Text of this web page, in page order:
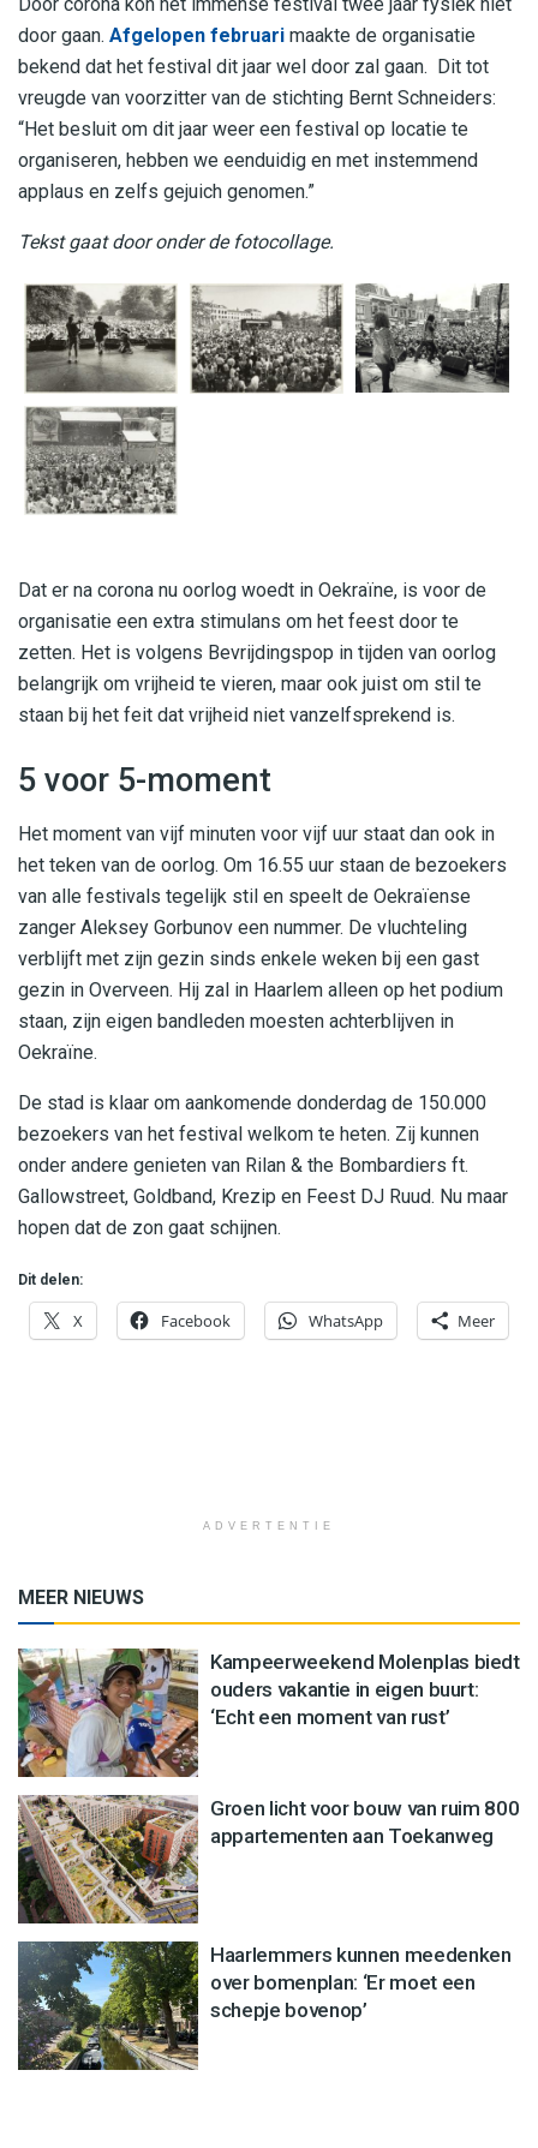
Door corona kon het immense festival twee jaar fysiek niet
door gaan. Afgelopen februari maakte de organisatie
bekend dat het festival dit jaar wel door zal gaan. Dit tot
vreugde van voorzitter van de stichting Bernt Schneiders:
“Het besluit om dit jaar weer een festival op locatie te
organiseren, hebben we eenduidig en met instemmend
applaus en zelfs gejuich genomen.”
Tekst gaat door onder de fotocollage.
Dat er na corona nu oorlog woedt in Oekraïne, is voor de
organisatie een extra stimulans om het feest door te
zetten. Het is volgens Bevrijdingspop in tijden van oorlog
belangrijk om vrijheid te vieren, maar ook juist om stil te
staan bij het feit dat vrijheid niet vanzelfsprekend is.
5 voor 5-moment
Het moment van vijf minuten voor vijf uur staat dan ook in
het teken van de oorlog. Om 16.55 uur staan de bezoekers
van alle festivals tegelijk stil en speelt de Oekraïense
zanger Aleksey Gorbunov een nummer. De vluchteling
verblijft met zijn gezin sinds enkele weken bij een gast
gezin in Overveen. Hij zal in Haarlem alleen op het podium
staan, zijn eigen bandleden moesten achterblijven in
Oekraïne.
De stad is klaar om aankomende donderdag de 150.000
bezoekers van het festival welkom te heten. Zij kunnen
onder andere genieten van Rilan & the Bombardiers ft.
Gallowstreet, Goldband, Krezip en Feest DJ Ruud. Nu maar
hopen dat de zon gaat schijnen.
Dit delen:
X Facebook WhatsApp Meer
ADVERTENTIE
MEER NIEUWS
Kampeerweekend Molenplas biedt
ouders vakantie in eigen buurt:
‘Echt een moment van rust’
Groen licht voor bouw van ruim 800
appartementen aan Toekanweg
Haarlemmers kunnen meedenken
over bomenplan: ‘Er moet een
schepje bovenop’